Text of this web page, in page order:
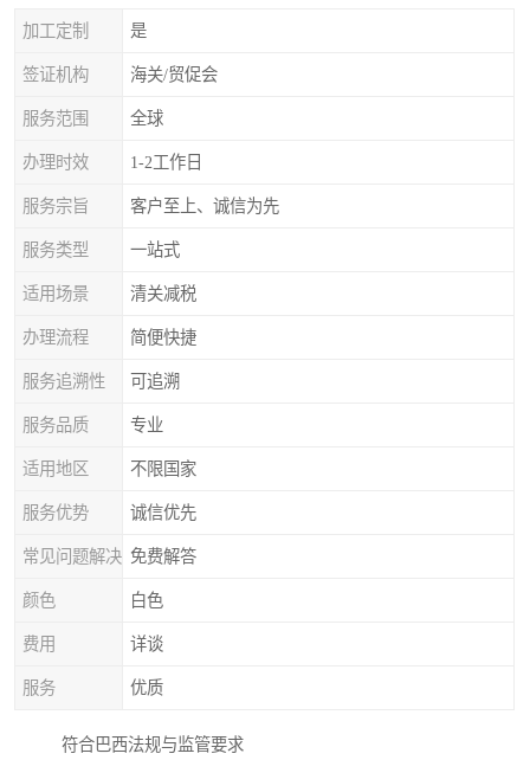
加工定制 是
签证机构 海关/贸促会
服务范围 全球
办理时效 1-2工作日
服务宗旨 客户至上、诚信为先
服务类型 一站式
适用场景 清关减税
办理流程 简便快捷
服务追溯性 可追溯
服务品质 专业
适用地区 不限国家
服务优势 诚信优先
常见问题解决 免费解答
颜色 白色
费用 详谈
服务 优质
符合巴西法规与监管要求